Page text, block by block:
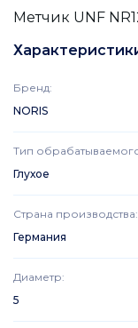
Метчик UNF
Бренд:
NORIS
Тип
Глухое
Страна производства:
Германия
Диаметр:
5